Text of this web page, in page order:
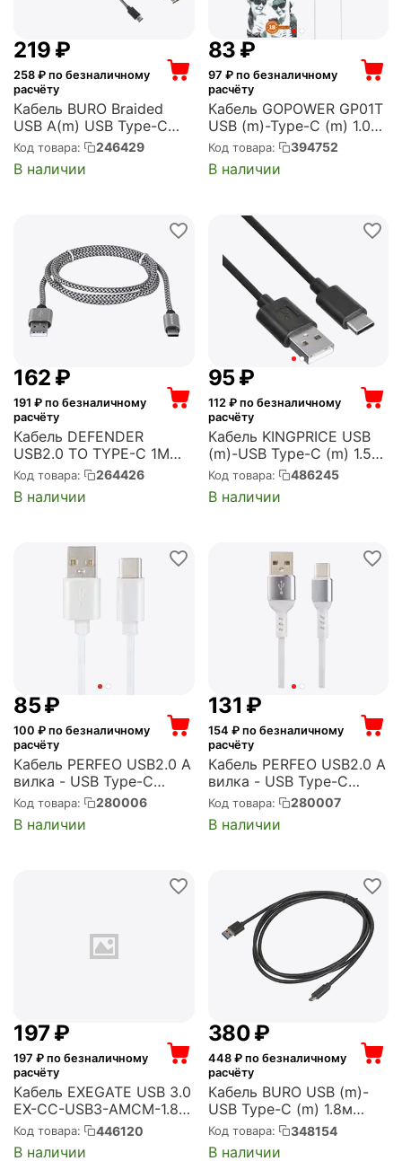
‍219‍ ₽
258 ₽ по безналичному
расчёту
Кабель BURO Braided
USB A(m) USB Type-C
(m) 1м (BHP RET TYPEC1)
Код товара: 246429
В наличии
‍83‍ ₽
97 ₽ по безналичному
расчёту
Кабель GOPOWER GP01T
USB (m)-Type-C (m) 1.0м
2.4A ПВХ белый (1/800)
(00-00018565)
Код товара: 394752
В наличии
‍162‍ ₽
191 ₽ по безналичному
расчёту
Кабель DEFENDER
USB2.0 TO TYPE-C 1M
WHITE USB09-03T
(87815)
Код товара: 264426
В наличии
‍95‍₽
112 ₽ по безналичному
расчёту
Кабель KINGPRICE USB
(m)-USB Type-C (m) 1.5м
черный (KP-USBAC-2A-
1.5M)
Код товара: 486245
В наличии
‍85‍₽
100 ₽ по безналичному
расчёту
Кабель PERFEO USB2.0 A
вилка - USB Type-C
вилка, белый, длина 1 м.,
бокс (U4704)
Код товара: 280006
В наличии
‍131‍ ₽
154 ₽ по безналичному
расчёту
Кабель PERFEO USB2.0 A
вилка - USB Type-C
вилка, белый, длина 1 м.,
бокс (U4906)
Код товара: 280007
В наличии
‍197‍₽
197 ₽ по безналичному
расчёту
Кабель EXEGATE USB 3.0
EX-CC-USB3-AMCM-1.8
(USB Type C/USB 3.0 Am,
1,8м) (EX294751RUS)
Код товара: 446120
В наличии
‍380‍₽
448₽ по безналичному
расчёту
Кабель BURO USB (m)-
USB Type-C (m) 1.8м
черный (BHP USB-TPC-
1.8)
Код товара: 348154
В наличии